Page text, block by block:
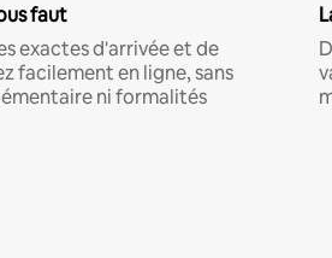
faut
exactes d'arrivée et de
facilement en ligne, sans
ni formalités